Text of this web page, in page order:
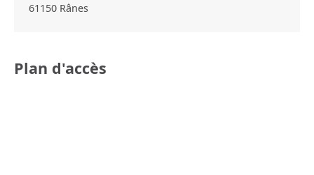
61150 Rânes
Plan d'accès